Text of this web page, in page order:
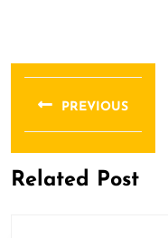
文
导
航
PREVIOUS
post:
Related Post